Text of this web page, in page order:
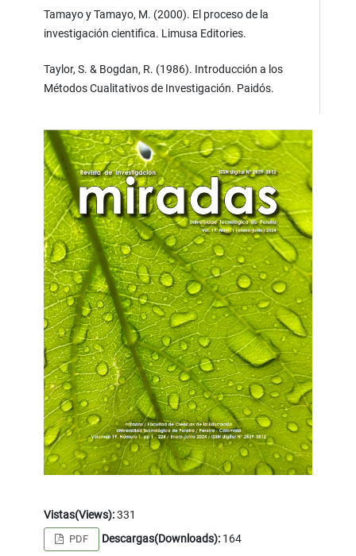
Tamayo y Tamayo, M. (2000). El proceso de la
investigación cientifica. Limusa Editories.
Taylor, S. & Bogdan, R. (1986). Introducción a los
Métodos Cualitativos de Investigación. Paidós.
Vistas(Views):331
PDF Descargas(Downloads):164